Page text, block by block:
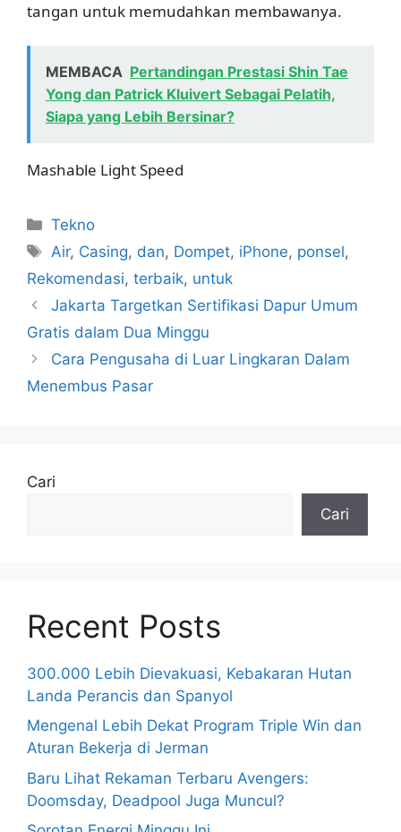
tangan untuk memudahkan membawanya.
MEMBACA Pertandingan Prestasi Shin Tae
Yong dan Patrick Kluivert Sebagai Pelatih,
Siapa yang Lebih Bersinar?
Mashable Light Speed
Kategori
Tekno
Tag
Air, Casing, dan, Dompet, iPhone, ponsel,
Rekomendasi, terbaik, untuk
Jakarta Targetkan Sertifikasi Dapur Umum
Gratis dalam Dua Minggu
Cara Pengusaha di Luar Lingkaran Dalam
Menembus Pasar
Cari
Cari
Recent Posts
300.000 Lebih Dievakuasi, Kebakaran Hutan
Landa Perancis dan Spanyol
Mengenal Lebih Dekat Program Triple Win dan
Aturan Bekerja di Jerman
Baru Lihat Rekaman Terbaru Avengers:
Doomsday, Deadpool Juga Muncul?